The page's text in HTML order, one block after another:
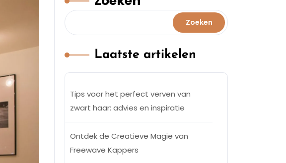
Zoeken
Laatste artikelen
Tips voor het perfect verven van
zwart haar: advies en inspiratie
Ontdek de Creatieve Magie van
Freewave Kappers